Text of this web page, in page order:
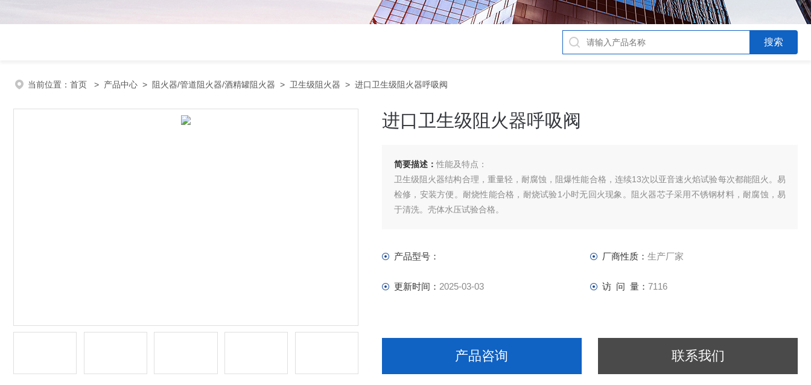
当前位置： 首页 > 产品中心 > 阻火器/管道阻火器/酒精罐阻火器 > 卫生级阻火器 > 进口卫生级阻火器呼吸阀
进口卫生级阻火器呼吸阀
简要描述：性能及特点：
卫生级阻火器结构合理，重量轻，耐腐蚀，阻爆性能合格，连续13次以亚音速火焰试验每次都能阻火。易
检修，安装方便。耐烧性能合格，耐烧试验1小时无回火现象。阻火器芯子采用不锈钢材料，耐腐蚀，易
于清洗。壳体水压试验合格。
产品型号： 厂商性质： 生产厂家
更新时间： 2025-03-03 访 问 量： 7116
产品咨询 联系我们